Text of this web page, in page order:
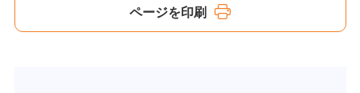
ページを印刷